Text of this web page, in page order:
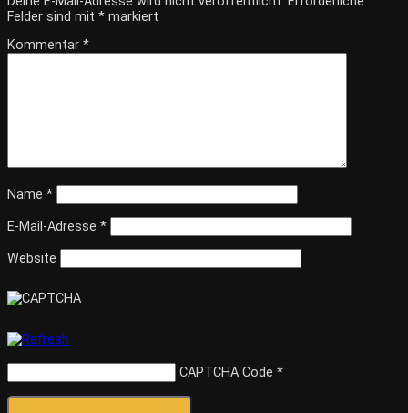
Felder sind mit * markiert
Kommentar *
Name *
E-Mail-Adresse *
Website
CAPTCHA Code *